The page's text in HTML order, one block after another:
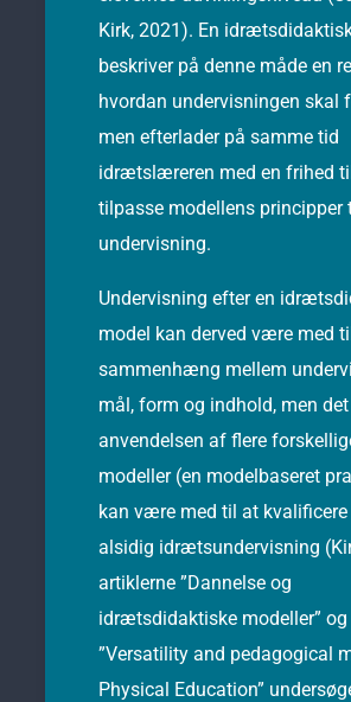
Kirk, 2021). En
beskriver på denne måde en
hvordan undervisningen skal
men efterlader på samme tid
idrætslæreren med en frihed
tilpasse modellens principper
undervisning.
Undervisning efter en
model kan derved være med
sammenhæng mellem
mål, form og indhold, men
anvendelsen af flere
modeller (en modelbaseret
kan være med til at kvalificere
alsidig idrætsundervisning
artiklerne ”Dannelse og
idrætsdidaktiske modeller” og
”Versatility and pedagogical
Physical Education”